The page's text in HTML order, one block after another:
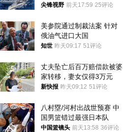
而是新起点！
尖锋视野 前天17:59 25评论
美参院通过制裁法案 针对
俄油气进口大国
知世 昨天09:17 51评论
丈夫坠亡后百万赔偿款被婆
家转移，妻女仅得3万元
新快报 昨天09:12 51评论
八村塁/河村出战世预赛 中
国男篮错过最强日本队
中国篮镜头 前天13:58 36评论